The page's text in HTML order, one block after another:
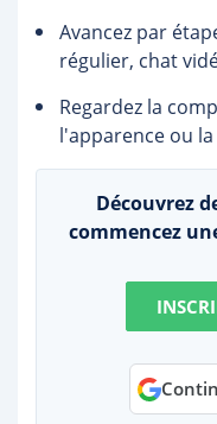
Avancez par
régulier, chat
Regardez la
l'apparence ou
Découvrez
commencez